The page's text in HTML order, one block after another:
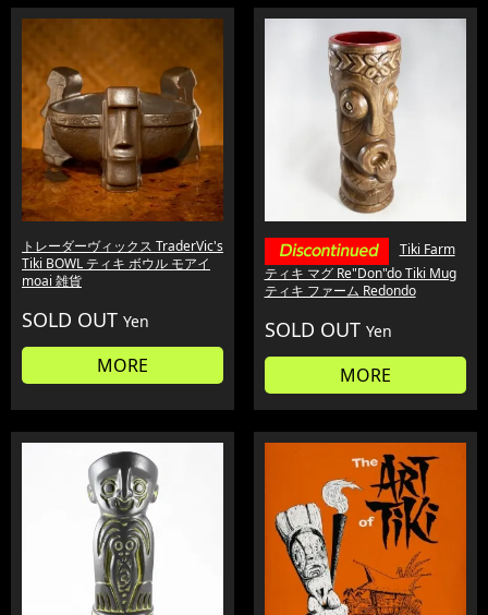
トレーダーヴィックス TraderVic's
Tiki BOWL ティキ ボウル モアイ
moai 雑貨
SOLD OUT Yen
MORE
Tiki Farm
ティキ マグ Re"Don"do Tiki Mug
ティキ ファーム Redondo
SOLD OUT Yen
MORE